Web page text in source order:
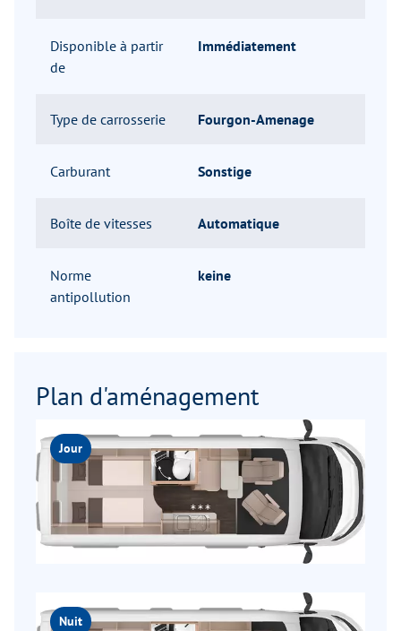
Disponible à partir
de
Immédiatement
Type de carrosserie Fourgon-Amenage
Carburant Sonstige
Boîte de vitesses Automatique
Norme
antipollution
keine
Plan d'aménagement
Jour
Nuit